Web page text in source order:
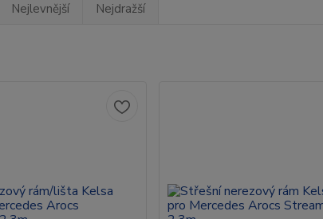
Nejlevnější Nejdražší